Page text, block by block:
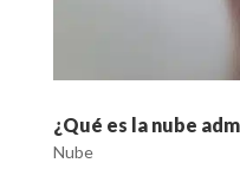
¿Qué es la nube
Nube